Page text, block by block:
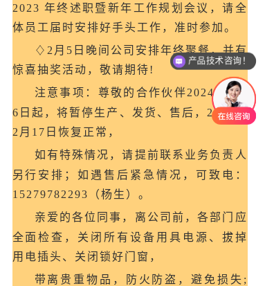
2023 年终述职暨新年工作规划会议，请全
体员工届时安排好手头工作，准时参加。
♢2月5日晚间公司安排年终聚餐，并有
惊喜抽奖活动，敬请期待!
注意事项：尊敬的合作伙伴2024年2月
6日起，将暂停生产、发货、售后，2024年
2月17日恢复正常，
如有特殊情况，请提前联系业务负责人
另行安排； 如遇售后紧急情况，可致电：
15279782293（杨生）。
亲爱的各位同事，离公司前，各部门应
全面检查，关闭所有设备用具电源、拔掉
用电插头、关闭锁好门窗，
带离贵重物品，防火防盗，避免损失;
产品技术咨询！